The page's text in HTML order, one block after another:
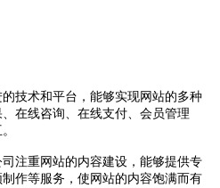
技术和平台，能够实现网站的多种
在线咨询、在线支付、会员管理
注重网站的内容建设，能够提供专
作等服务，使网站的内容饱满而有